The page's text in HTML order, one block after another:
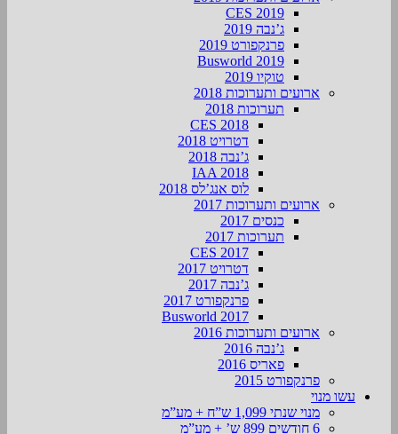
CES 2019
ג’נבה 2019
פרנקפורט 2019
Busworld 2019
טוקיו 2019
ארועים ותערוכות 2018
תערוכות 2018
CES 2018
דטרויט 2018
ג’נבה 2018
IAA 2018
לוס אנג’לס 2018
ארועים ותערוכות 2017
כנסים 2017
תערוכות 2017
CES 2017
דטרויט 2017
ג’נבה 2017
פרנקפורט 2017
Busworld 2017
ארועים ותערוכות 2016
ג’נבה 2016
פאריס 2016
פרנקפורט 2015
עשו מנוי
מנוי שנתי 1,099 ש”ח + מע”מ
6 חודשים 899 ש’ + מע”מ